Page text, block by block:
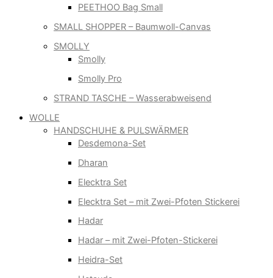
PEETHOO Bag Small
SMALL SHOPPER – Baumwoll-Canvas
SMOLLY
Smolly
Smolly Pro
STRAND TASCHE – Wasserabweisend
WOLLE
HANDSCHUHE & PULSWÄRMER
Desdemona-Set
Dharan
Elecktra Set
Elecktra Set – mit Zwei-Pfoten Stickerei
Hadar
Hadar – mit Zwei-Pfoten-Stickerei
Heidra-Set